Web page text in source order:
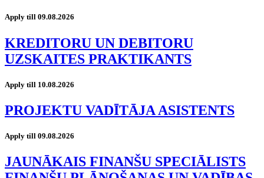
Apply till 09.08.2026
KREDITORU UN DEBITORU
UZSKAITES PRAKTIKANTS
Apply till 10.08.2026
PROJEKTU VADĪTĀJA ASISTENTS
Apply till 09.08.2026
JAUNĀKAIS FINANŠU SPECIĀLISTS